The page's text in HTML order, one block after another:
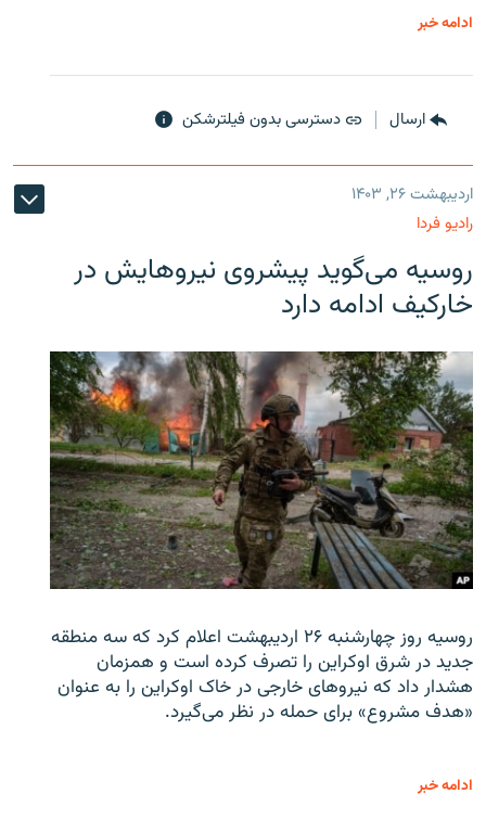
ادامه خبر
ارسال دسترسی بدون فیلترشکن
اردیبهشت ۲۶, ۱۴۰۳
رادیو فردا
روسیه می‌گوید پیشروی نیروهایش در
خارکیف ادامه دارد
روسیه روز چهارشنبه ۲۶ اردیبهشت اعلام کرد که سه منطقه
جدید در شرق اوکراین را تصرف کرده است و همزمان
هشدار داد که نیروهای خارجی در خاک اوکراین را به عنوان
«هدف مشروع» برای حمله در نظر می‌گیرد.
ادامه خبر